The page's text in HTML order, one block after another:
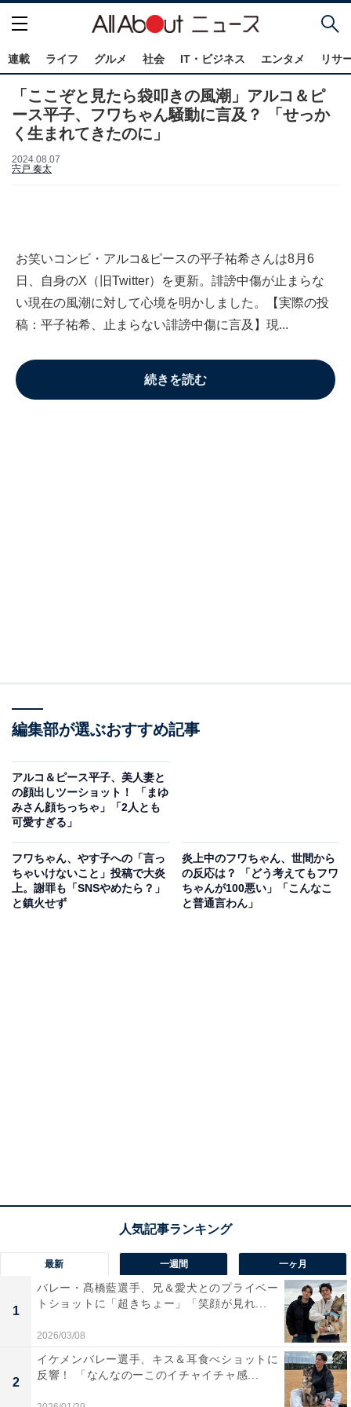
連載 ライフ グルメ 社会 IT・ビジネス エンタメ リサ
「ここぞと見たら袋叩きの風潮」アルコ＆ピ
ース平子、フワちゃん騒動に言及？ 「せっか
く生まれてきたのに」
2024.08.07
宍戸 奏太
お笑いコンビ・アルコ&ピースの平子祐希さんは8月6
日、自身のX（旧Twitter）を更新。誹謗中傷が止まらな
い現在の風潮に対して心境を明かしました。【実際の投
稿：平子祐希、止まらない誹謗中傷に言及】現...
続きを読む
編集部が選ぶおすすめ記事
アルコ＆ピース平子、美人妻と
の顔出しツーショット！ 「まゆ
みさん顔ちっちゃ」「2人とも
可愛すぎる」
フワちゃん、やす子への「言っ
ちゃいけないこと」投稿で大炎
上。謝罪も「SNSやめたら？」
と鎮火せず
炎上中のフワちゃん、世間から
の反応は？ 「どう考えてもフワ
ちゃんが100悪い」「こんなこ
と普通言わん」
最新 一週間 一ヶ月
1
バレー・髙橋藍選手、兄＆愛犬とのプライベー
トショットに「超きちょー」「笑顔が見れ...
2026/03/08
2
イケメンバレー選手、キス＆耳食べショットに
反響！ 「なんなのーこのイチャイチャ感...